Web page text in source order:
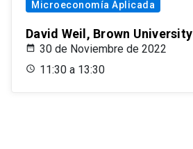
Microeconomía Aplicada
David Weil, Brown University
30 de Noviembre de 2022
11:30 a 13:30